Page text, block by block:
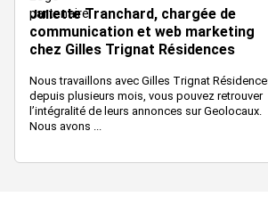
Juliette Tranchard, chargée de
communication et web marketing
chez Gilles Trignat Résidences
Nous travaillons avec Gilles Trignat
depuis plusieurs mois, vous pouvez retrouver
l’intégralité de leurs annonces sur Geolocaux.
Nous avons ...